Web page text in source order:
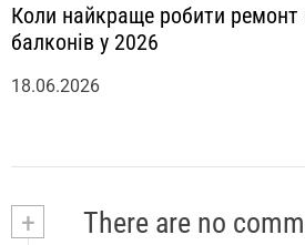
Коли найкраще робити ремонт
балконів у 2026
18.06.2026
+ There are no